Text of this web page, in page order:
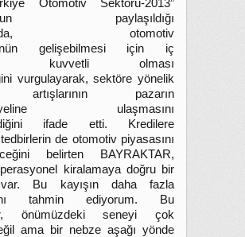
Otomotiv Sektörü-2013”
paylaşıldığı
otomotiv
gelişebilmesi için iç
kuvvetli olması
vurgulayarak, sektöre yönelik
artışlarının pazarın
ulaşmasını
ifade etti. Kredilere
de otomotiv piyasasını
belirten BAYRAKTAR,
kiralamaya doğru bir
Bu kayışın daha fazla
tahmin ediyorum. Bu
önümüzdeki seneyi çok
ama bir nebze aşağı yönde